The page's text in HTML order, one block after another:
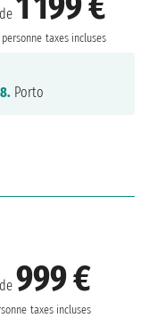
taxes incluses
8. Porto
999 €
taxes incluses